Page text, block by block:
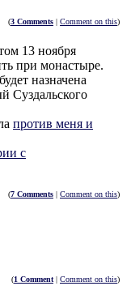
(3 Comments | Comment on this)
13 ноября
при монастыре.
назначена
Суздальского
против меня и
с
(7 Comments | Comment on this)
(1 Comment | Comment on this)